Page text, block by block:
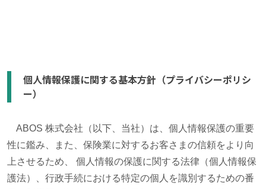
個人情報保護に関する基本方針（プライバシーポリシ
ー）
ABOS 株式会社（以下、当社）は、個人情報保護の重要
性に鑑み、また、保険業に対するお客さまの信頼をより向
上させるため、 個人情報の保護に関する法律（個人情報保
護法）、行政手続における特定の個人を識別するための番